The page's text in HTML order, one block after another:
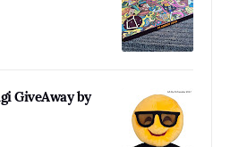
GiveAway by